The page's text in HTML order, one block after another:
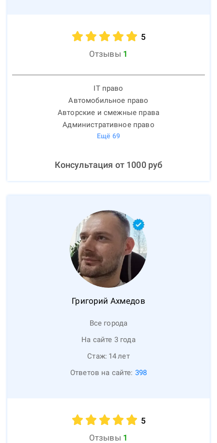
5
Отзывы 1
IT право
Автомобильное право
Авторские и смежные права
Административное право
Ещё 69
Консультация от 1000руб
Григорий Ахмедов
Все города
На сайте 3 года
Стаж: 14лет
Ответов на сайте: 398
5
Отзывы 1